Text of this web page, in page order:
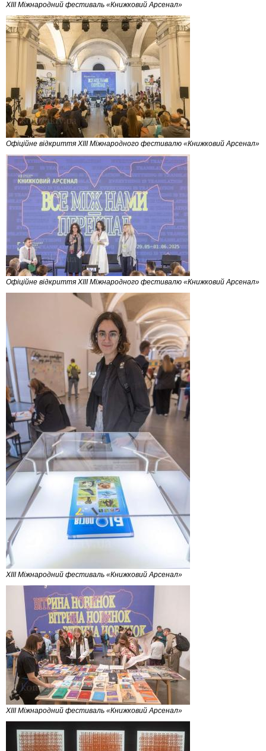
XIII Міжнародний фестиваль «Книжковий Арсенал»
Офіційне відкриття XIII Міжнародного фестивалю «Книжковий Арсенал»
Офіційне відкриття XIII Міжнародного фестивалю «Книжковий Арсенал»
XIII Міжнародний фестиваль «Книжковий Арсенал»
XIII Міжнародний фестиваль «Книжковий Арсенал»